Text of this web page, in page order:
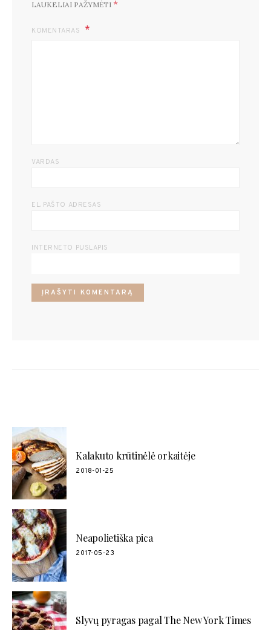
LAUKELIAI PAŽYMĖTI *
KOMENTARAS
VARDAS
EL. PAŠTO ADRESAS
INTERNETO PUSLAPIS
Kalakuto krūtinėlė orkaitėje
2018-01-25
Neapolietiška pica
2017-05-23
Slyvų pyragas pagal The New York Times